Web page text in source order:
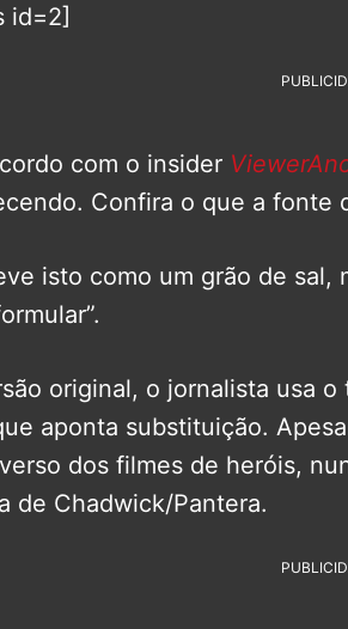
id=2]
com o insider
Confira o que a fonte
isto como um grão de sal,
original, o jornalista usa o
aponta substituição.
dos filmes de heróis,
de Chadwick/Pantera.